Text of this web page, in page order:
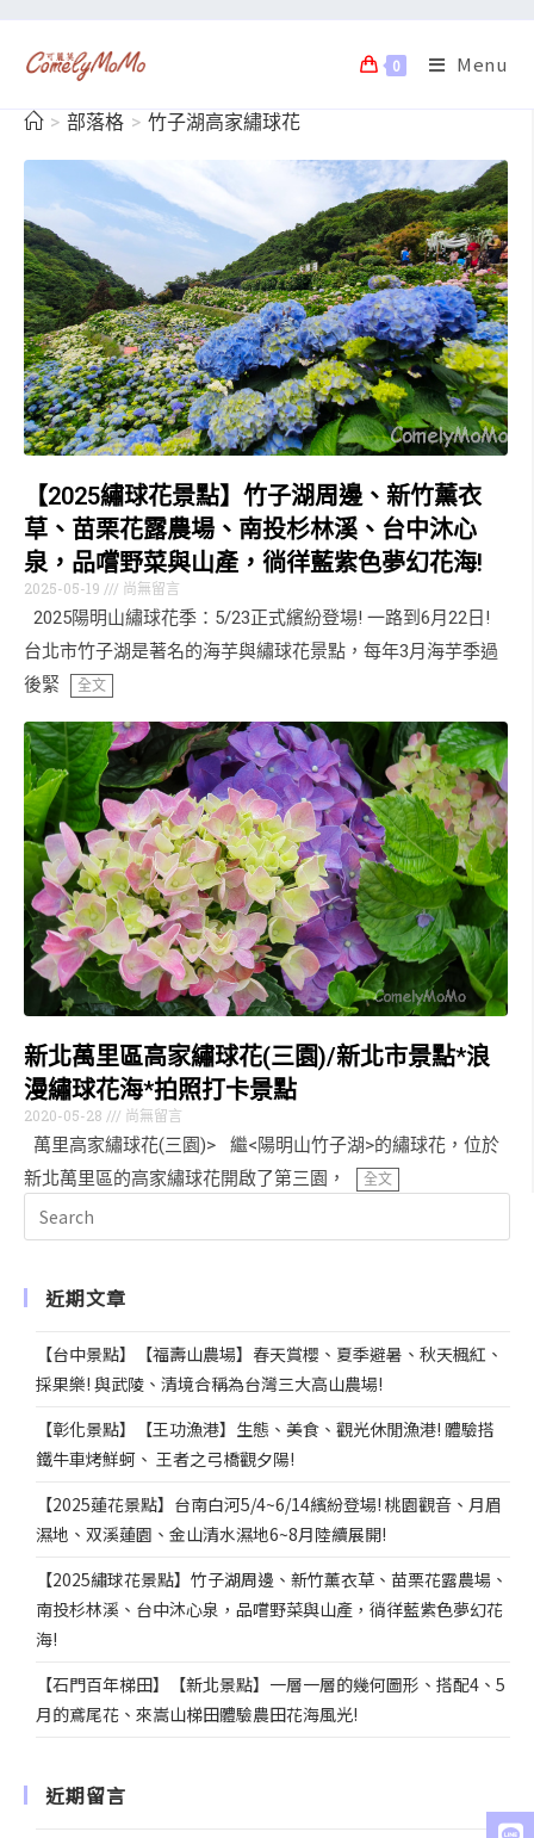
0 Menu
> 部落格 > 竹子湖高家繡球花
【2025繡球花景點】竹子湖周邊、新竹薰衣
草、苗栗花露農場、南投杉林溪、台中沐心
泉，品嚐野菜與山產，徜徉藍紫色夢幻花海!
2025-05-19 尚無留言
2025陽明山繡球花季：5/23正式繽紛登場! 一路到6月22日!
台北市竹子湖是著名的海芋與繡球花景點，每年3月海芋季過
後緊
全文
新北萬里區高家繡球花(三園)/新北市景點*浪
漫繡球花海*拍照打卡景點
2020-05-28 尚無留言
萬里高家繡球花(三園)> 繼<陽明山竹子湖>的繡球花，位於
新北萬里區的高家繡球花開啟了第三園，
全文
近期文章
【台中景點】【福壽山農場】春天賞櫻、夏季避暑、秋天楓紅、
採果樂! 與武陵、清境合稱為台灣三大高山農場!
【彰化景點】【王功漁港】生態、美食、觀光休閒漁港! 體驗搭
鐵牛車烤鮮蚵、 王者之弓橋觀夕陽!
【2025蓮花景點】台南白河5/4~6/14繽紛登場! 桃園觀音、月眉
濕地、双溪蓮園、金山清水濕地6~8月陸續展開!
【2025繡球花景點】竹子湖周邊、新竹薰衣草、苗栗花露農場、
南投杉林溪、台中沐心泉，品嚐野菜與山產，徜徉藍紫色夢幻花
海!
【石門百年梯田】【新北景點】一層一層的幾何圖形、搭配4、5
月的鳶尾花、來嵩山梯田體驗農田花海風光!
近期留言